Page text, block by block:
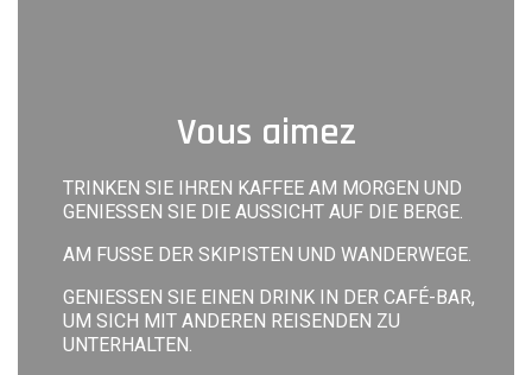
Vous aimez
TRINKEN SIE IHREN KAFFEE AM MORGEN UND
GENIESSEN SIE DIE AUSSICHT AUF DIE BERGE.
AM FUSSE DER SKIPISTEN UND WANDERWEGE.
GENIESSEN SIE EINEN DRINK IN DER CAFÉ-BAR, U
M SICH MIT ANDEREN REISENDEN ZU U
NTERHALTEN.